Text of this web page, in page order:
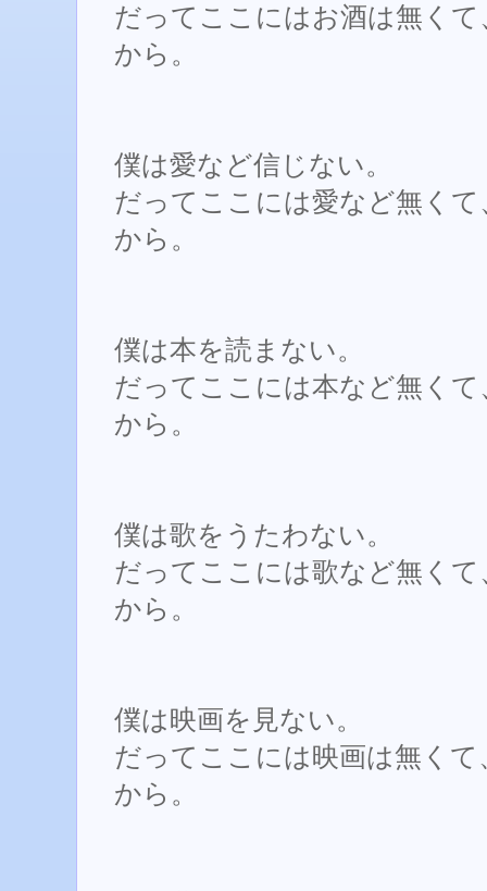
だってここにはお酒は無く
から。
僕は愛など信じない。
だってここには愛など無く
から。
僕は本を読まない。
だってここには本など無く
から。
僕は歌をうたわない。
だってここには歌など無く
から。
僕は映画を見ない。
だってここには映画は無く
から。